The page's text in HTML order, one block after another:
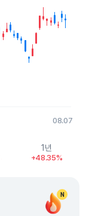
08.07
1년
+48.35%
N